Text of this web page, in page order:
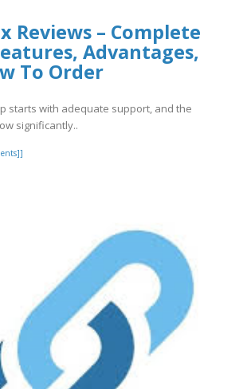
Reviews – Complete
Advantages,
To Order
starts with adequate support, and the
significantly..